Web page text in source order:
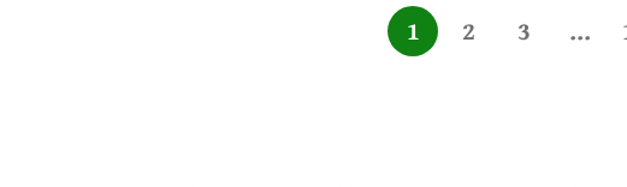
1 2 3 ...